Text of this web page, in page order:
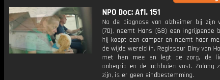
NPO Doc: Afl. 151
Na de diagnose van alzheimer bij zijn
(70), neemt Hans (68) een ingrijpende
hij koopt een camper en neemt haar
de wijde wereld in. Regisseur Diny van
met hen mee en legt de zorg, de
onbegrip en de lachbuien vast. Zolang
zijn, is er geen eindbestemming.